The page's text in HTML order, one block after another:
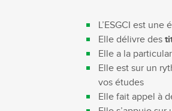
L’ESGCI est une
Elle délivre des
Elle a la
Elle est sur un
vos études
Elle fait appel à